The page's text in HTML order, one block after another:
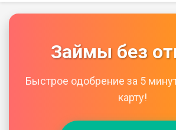
Займы без
Быстрое одобрение за 5
карту!